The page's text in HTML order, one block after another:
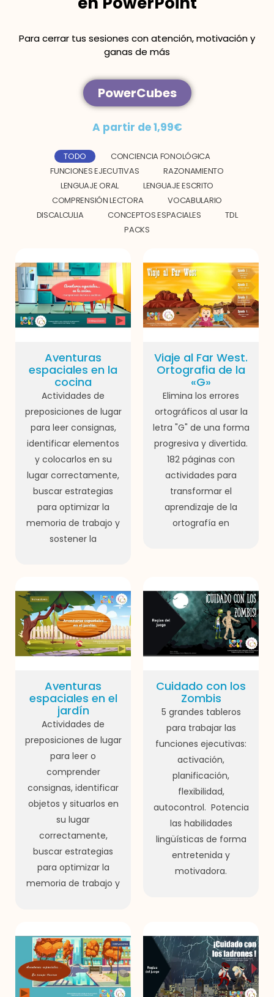
Para cerrar tus sesiones con atención, motivación y
ganas de más
PowerCubes
A partir de 1,99€
TODO
CONCIENCIA FONOLÓGICA
FUNCIONES EJECUTIVAS
RAZONAMIENTO
LENGUAJE ORAL
LENGUAJE ESCRITO
COMPRENSIÓN LECTORA
VOCABULARIO
DISCALCULIA
CONCEPTOS ESPACIALES
TDL
PACKS
Aventuras
espaciales en la
cocina
Actividades de
preposiciones de lugar
para leer consignas,
identificar elementos
y colocarlos en su
lugar correctamente,
buscar estrategias
para optimizar la
memoria de trabajo y
sostener la
Viaje al Far West.
Ortografia de la
«G»
Elimina los errores
ortográficos al usar la
letra "G" de una forma
progresiva y divertida.
182 páginas con
actividades para
transformar el
aprendizaje de la
ortografía en
Aventuras
espaciales en el
jardín
Actividades de
preposiciones de lugar
para leer o
comprender
consignas, identificar
objetos y situarlos en
su lugar
correctamente,
buscar estrategias
para optimizar la
memoria de trabajo y
Cuidado con los
Zombis
5 grandes tableros
para trabajar las
funciones ejecutivas:
activación,
planificación,
flexibilidad,
autocontrol. Potencia
las habilidades
lingüísticas de forma
entretenida y
motivadora.